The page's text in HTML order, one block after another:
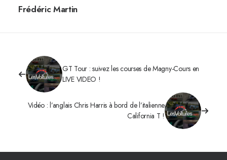
Frédéric Martin
GT Tour : suivez les courses de Magny-Cours en
LIVE VIDEO !
Vidéo : l’anglais Chris Harris à bord de l’italienne
California T !